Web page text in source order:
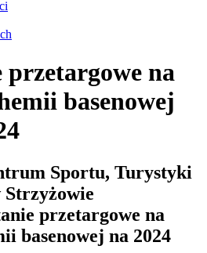
na
basenowej
Sportu, Turystyki
przetargowe na
basenowej na 2024